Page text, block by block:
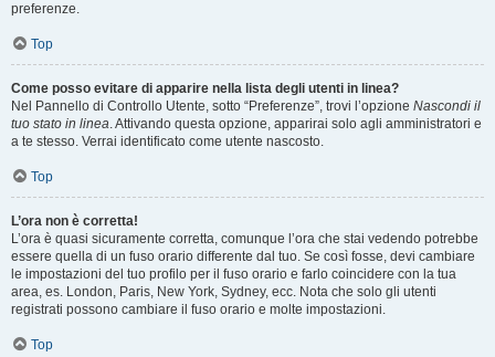
preferenze.
Top
Come posso evitare di apparire nella lista degli utenti in linea?
Nel Pannello di Controllo Utente, sotto “Preferenze”, trovi l’opzione Nascondi il
tuo stato in linea. Attivando questa opzione, apparirai solo agli amministratori e
a te stesso. Verrai identificato come utente nascosto.
Top
L’ora non è corretta!
L’ora è quasi sicuramente corretta, comunque l’ora che stai vedendo potrebbe
essere quella di un fuso orario differente dal tuo. Se così fosse, devi cambiare
le impostazioni del tuo profilo per il fuso orario e farlo coincidere con la tua
area, es. London, Paris, New York, Sydney, ecc. Nota che solo gli utenti
registrati possono cambiare il fuso orario e molte impostazioni.
Top